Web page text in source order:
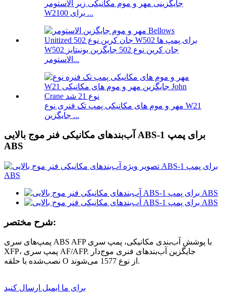
جایگزینی مهر و موم مکانیکی زیر الاستومر
W2100 برای ...
W502 جان کرین نوع 502 جایگزین یونیتایز
الاستومر...
مهر و موم های مکانیکی پمپ تک فنری نوع W21
جایگزین ...
آب‌بندهای مکانیکی فنر موج بالایی ABS-1 برای پمپ
ABS
شرح مختصر:
پمپ‌های سری ABS AFP با پوشش آب‌بندی مکانیکی، پمپ سری
XFP، پمپ سری AF/AFP. جایگزین آب‌بندهای فنری موج‌دار
نصب‌شده با حلقه O از نوع 1577 می‌شوند.
برای ما ایمیل ارسال کنید